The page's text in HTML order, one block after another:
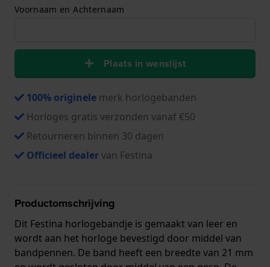
Voornaam en Achternaam
Plaats in wenslijst
100% originele merk horlogebanden
Horloges gratis verzonden vanaf €50
Retourneren binnen 30 dagen
Officieel dealervan Festina
Productomschrijving
Dit Festina horlogebandje is gemaakt van leer en
wordt aan het horloge bevestigd door middel van
bandpennen. De band heeft een breedte van 21 mm